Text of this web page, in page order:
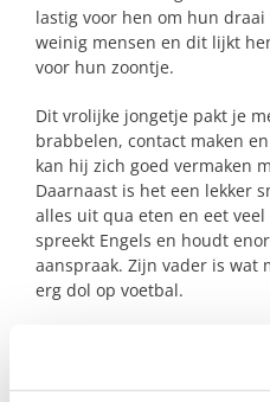
lastig voor hen om hun
weinig mensen en dit lijkt
voor hun zoontje.
Dit vrolijke jongetje pakt je
brabbelen, contact maken
kan hij zich goed vermaken
Daarnaast is het een lekker
alles uit qua eten en eet
spreekt Engels en houdt
aanspraak. Zijn vader is wat
erg dol op voetbal.
Herken je jouw
bovenstaande of ken je
passen? Neem dan zeker